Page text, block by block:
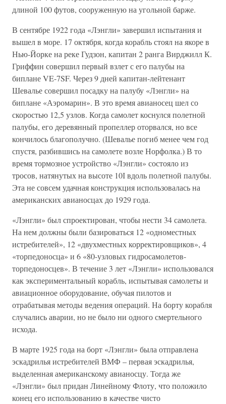
длиной 100 футов, сооруженную на угольной барже.
В сентябре 1922 года «Лэнгли» завершил испытания и
вышел в море. 17 октября, когда корабль стоял на якоре в
Нью-Йорке на реке Гудзон, капитан 2 ранга Вирджилл К.
Гриффин совершил первый взлет с его палубы на
биплане VE-7SF. Через 9 дней капитан-лейтенант
Шевалье совершил посадку на палубу «Лэнгли» на
биплане «Аэромарин». В это время авианосец шел со
скоростью 12,5 узлов. Когда самолет коснулся полетной
палубы, его деревянный пропеллер оторвался, но все
кончилось благополучно. (Шевалье погиб менее чем год
спустя, разбившись на самолете возле Норфолка.) В то
время тормозное устройство «Лэнгли» состояло из
тросов, натянутых на высоте 10І вдоль полетной палубы.
Эта не совсем удачная конструкция использовалась на
американских авианосцах до 1929 года.
«Лэнгли» был спроектирован, чтобы нести 34 самолета.
На нем должны были базироваться 12 «одноместных
истребителей», 12 «двухместных корректировщиков», 4
«торпедоносца» и 6 «80-узловых гидросамолетов-
торпедоносцев». В течение 3 лет «Лэнгли» использовался
как экспериментальный корабль, испытывая самолеты и
авиационное оборудование, обучая пилотов и
отрабатывая методы ведения операций. На борту корабля
случались аварии, но не было ни одного смертельного
исхода.
В марте 1925 года на борт «Лэнгли» была отправлена
эскадрилья истребителей ВМФ – первая эскадрилья,
выделенная американскому авианосцу. Тогда же
«Лэнгли» был придан Линейному Флоту, что положило
конец его использованию в качестве чисто